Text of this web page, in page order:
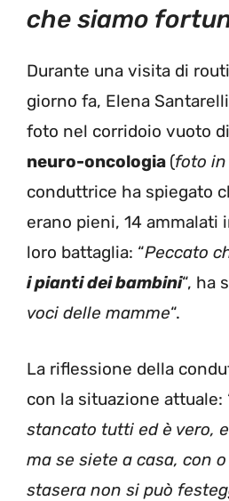
che siamo
Durante una visita di
giorno fa, Elena
foto nel corridoio vuoto
neuro-oncologia (foto in
conduttrice ha spiegato
erano pieni, 14 ammalati
loro battaglia: “Peccato
i pianti dei bambini“, ha
voci delle mamme“.
La riflessione della
con la situazione attuale:
stancato tutti ed è vero,
ma se siete a casa, con
stasera non si può